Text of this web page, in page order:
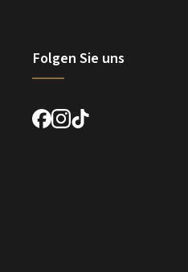
Folgen Sie uns